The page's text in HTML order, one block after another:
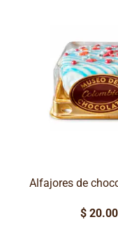
Alfajores de
$